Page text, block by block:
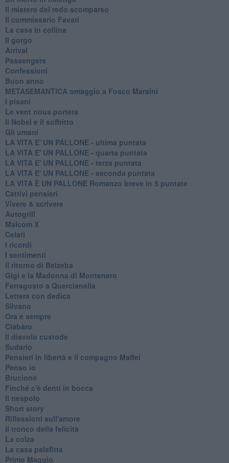
Il mistero del redo scomparso
Il commissario Favati
La casa in collina
Il gorgo
Arrival
Passengers
Confessioni
Buon anno
METASEMANTICA omaggio a Fosco Maraini
I pisani
Le vent nous portera
Il Nobel e il soffritto
Gli umani
LA VITA E' UN PALLONE - ultima puntata
LA VITA E' UN PALLONE - quarta puntata
LA VITA E' UN PALLONE - terza puntata
LA VITA E' UN PALLONE - seconda puntata
LA VITA È UN PALLONE Romanzo breve in 5 puntate
Cattivi pensieri
Vivere & scrivere
Autogrill
Malcom X
Celati
I ricordi
I sentimenti
Il ritorno di Belzeba
Gigi e la Madonna di Montenero
Ferragosto a Quercianella
Lettera con dedica
Silvano
Ora e sempre
Ciabàro
Il diavolo custode
Sudario
Pensieri in libertà e il compagno Maffei
Penso io
Brucione
Finché c'è denti in bocca
Il nespolo
Short story
Riflessioni sull'amore
Il tronco della felicità
La colza
La casa palafitta
Primo Maggio